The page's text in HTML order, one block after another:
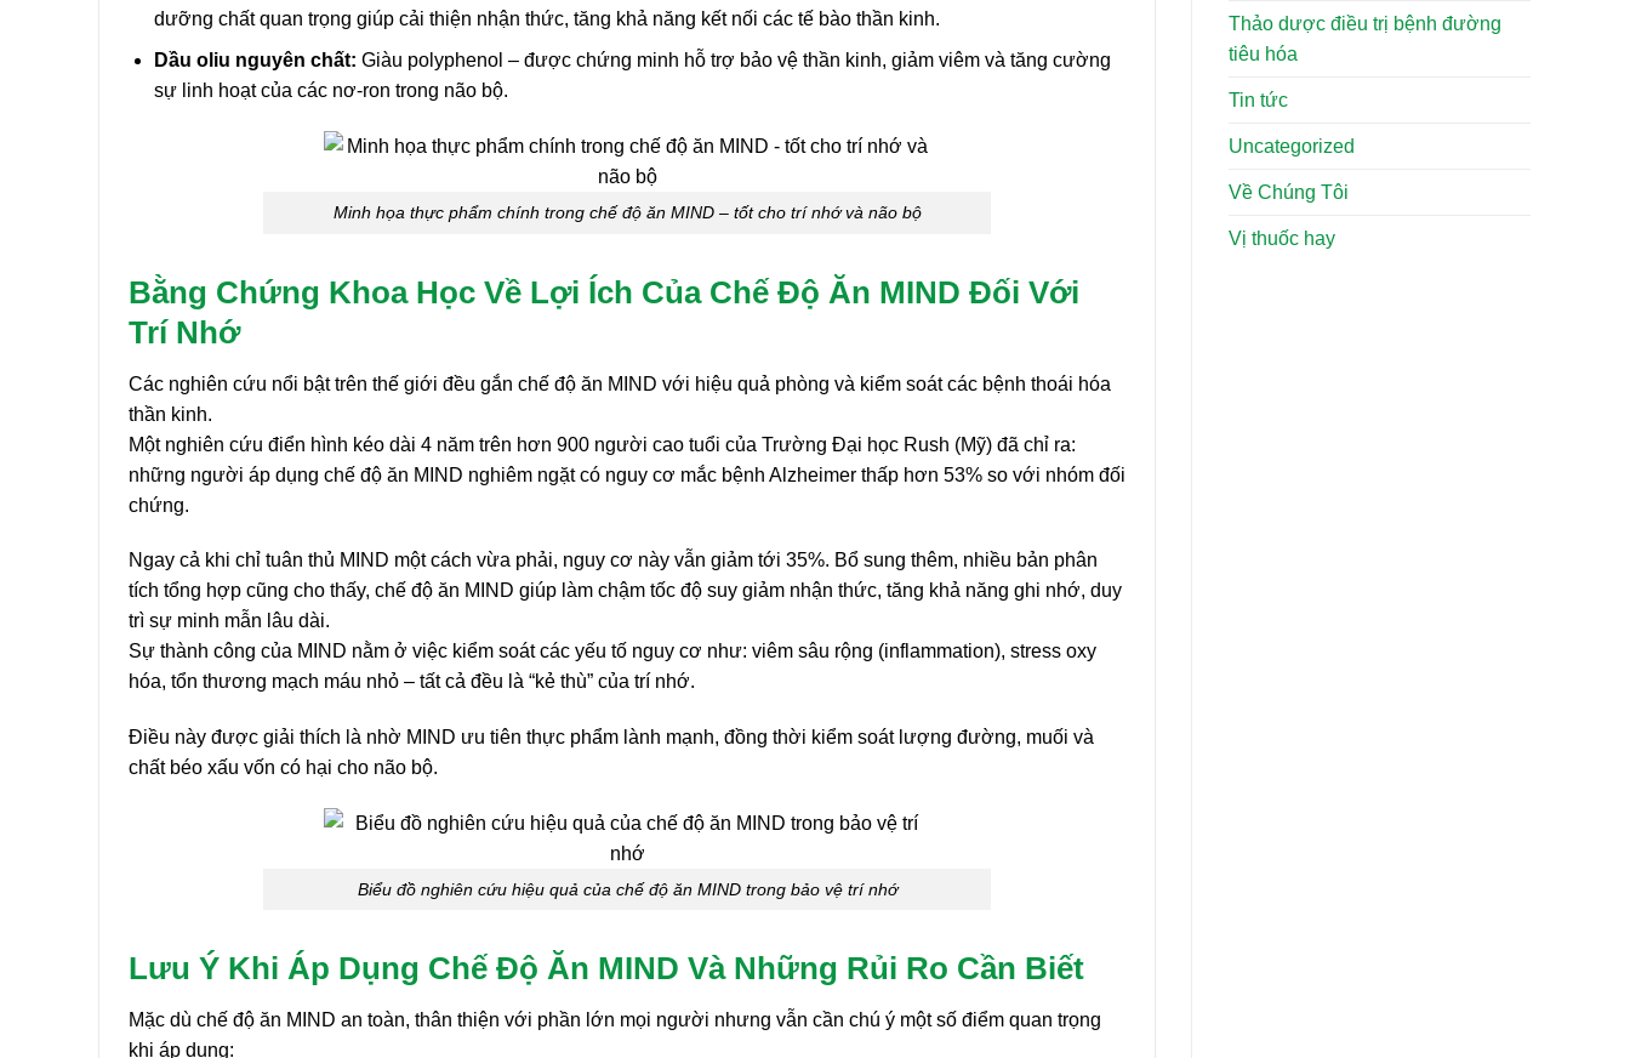
dưỡng chất quan trọng giúp cải thiện nhận thức, tăng khả năng kết nối các tế bào thần kinh.
Dầu oliu nguyên chất: Giàu polyphenol – được chứng minh hỗ trợ bảo vệ thần kinh, giảm viêm và tăng cường
sự linh hoạt của các nơ-ron trong não bộ.
Minh họa thực phẩm chính trong chế độ ăn MIND – tốt cho trí nhớ và não bộ
Bằng Chứng Khoa Học Về Lợi Ích Của Chế Độ Ăn MIND Đối Với
Trí Nhớ
Các nghiên cứu nổi bật trên thế giới đều gắn chế độ ăn MIND với hiệu quả phòng và kiểm soát các bệnh thoái hóa
thần kinh.
Một nghiên cứu điển hình kéo dài 4 năm trên hơn 900 người cao tuổi của Trường Đại học Rush (Mỹ) đã chỉ ra:
những người áp dụng chế độ ăn MIND nghiêm ngặt có nguy cơ mắc bệnh Alzheimer thấp hơn 53% so với nhóm đối
chứng.
Ngay cả khi chỉ tuân thủ MIND một cách vừa phải, nguy cơ này vẫn giảm tới 35%. Bổ sung thêm, nhiều bản phân
tích tổng hợp cũng cho thấy, chế độ ăn MIND giúp làm chậm tốc độ suy giảm nhận thức, tăng khả năng ghi nhớ, duy
trì sự minh mẫn lâu dài.
Sự thành công của MIND nằm ở việc kiểm soát các yếu tố nguy cơ như: viêm sâu rộng (inflammation), stress oxy
hóa, tổn thương mạch máu nhỏ – tất cả đều là “kẻ thù” của trí nhớ.
Điều này được giải thích là nhờ MIND ưu tiên thực phẩm lành mạnh, đồng thời kiểm soát lượng đường, muối và
chất béo xấu vốn có hại cho não bộ.
Biểu đồ nghiên cứu hiệu quả của chế độ ăn MIND trong bảo vệ trí nhớ
Lưu Ý Khi Áp Dụng Chế Độ Ăn MIND Và Những Rủi Ro Cần Biết
Mặc dù chế độ ăn MIND an toàn, thân thiện với phần lớn mọi người nhưng vẫn cần chú ý một số điểm quan trọng
khi áp dụng:
Thảo dược điều trị bệnh đường
tiêu hóa
Tin tức
Uncategorized
Về Chúng Tôi
Vị thuốc hay